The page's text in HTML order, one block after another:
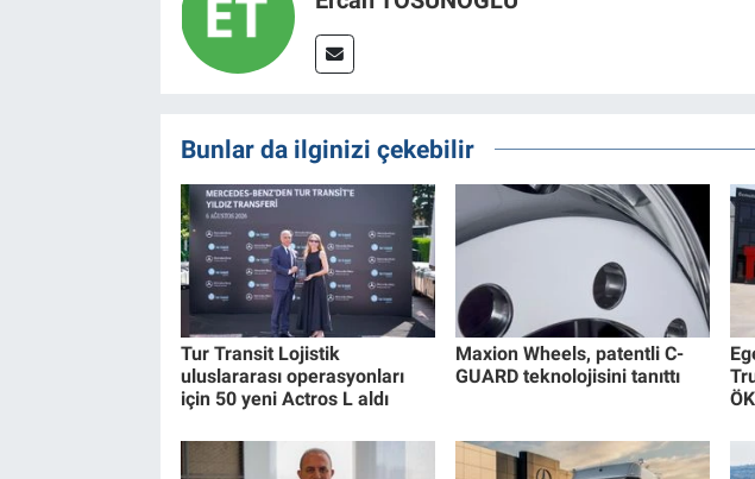
Bunlar da ilginizi çekebilir
Tur Transit Lojistik
uluslararası operasyonları
için 50 yeni Actros L aldı
Maxion Wheels, patentli C-
GUARD teknolojisini tanıttı